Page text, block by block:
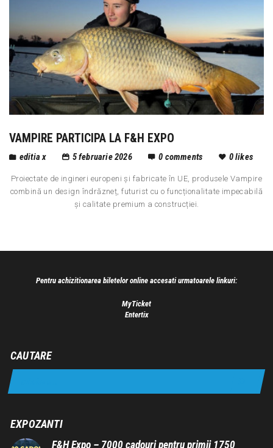
VAMPIRE PARTICIPA LA F&H EXPO
editia x 5 februarie 2026 0 comments 0likes
Proiectate de ingineri europeni și fabricate în UE, produsele Vampire
combină un design îndrăzneț, futurist cu o funcționalitate impecabilă
și calitate premium a construcției.
Pentru achizitionarea biletelor online accesati urmatoarele linkuri:
MyTicket
Entertix
CAUTARE
EXPOZANTI
F&H Expo – 7000 cadouri pentru primii 1750